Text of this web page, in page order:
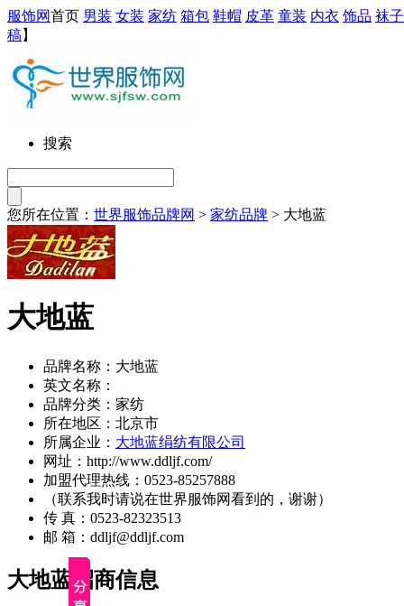
服饰网首页 男装 女装 家纺 箱包 鞋帽 皮革 童装 内衣 饰品 袜子
稿】
搜索
您所在位置： 世界服饰品牌网 > 家纺品牌 > 大地蓝
大地蓝
品牌名称：大地蓝
英文名称：
品牌分类：家纺
所在地区：北京市
所属企业： 大地蓝绢纺有限公司
网址：http://www.ddljf.com/
加盟代理热线：0523-85257888
（联系我时请说在世界服饰网看到的，谢谢）
传 真：0523-82323513
邮 箱：ddljf@ddljf.com
大地蓝招商信息